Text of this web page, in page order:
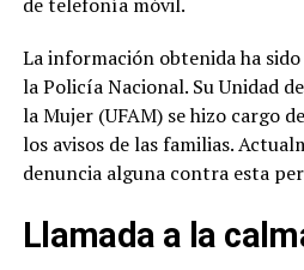
La información obtenida ha
la Policía Nacional. Su Unidad
la Mujer (UFAM) se hizo cargo
los avisos de las familias.
denuncia alguna contra esta
Llamada a la